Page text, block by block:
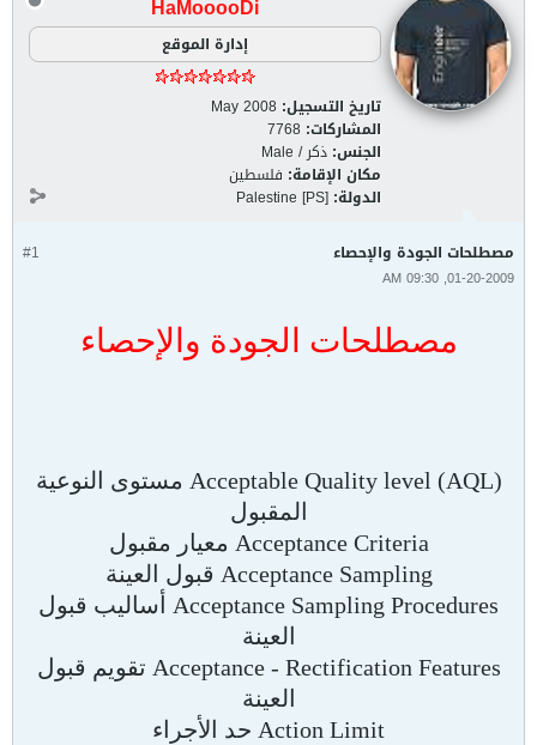
HaMooooDi
إدارة الموقع
تاريخ التسجيل: May 2008
المشاركات: 7768
الجنس: ذكر / Male
مكان الإقامة: فلسطين
الدولة: Palestine [PS]
#1 مصطلحات الجودة والإحصاء
01-20-2009, 09:30 AM
مصطلحات الجودة والإحصاء
Acceptable Quality level (AQL) مستوى النوعية
المقبول
Acceptance Criteria معيار مقبول
Acceptance Sampling قبول العينة
Acceptance Sampling Procedures أساليب قبول
العينة
Acceptance - Rectification Features تقويم قبول
العينة
Action Limit حد الأجراء